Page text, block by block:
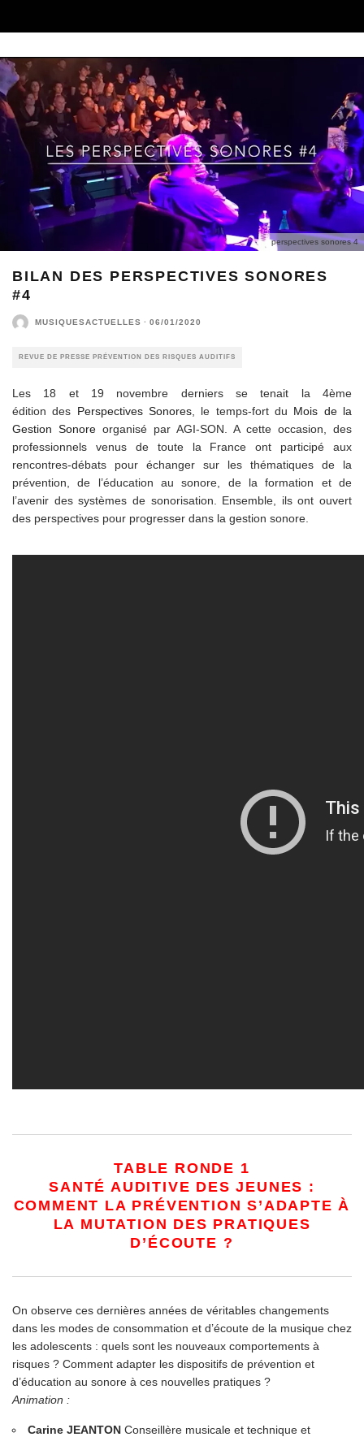
perspectives sonores 4
BILAN DES PERSPECTIVES SONORES
#4
MUSIQUESACTUELLES · 06/01/2020
REVUE DE PRESSE PRÉVENTION DES RISQUES AUDITIFS
Les 18 et 19 novembre derniers se tenait la 4ème
édition des Perspectives Sonores , le temps-fort du Mois de la
Gestion Sonore organisé par AGI-SON. A cette occasion, des
professionnels venus de toute la France ont participé aux
rencontres-débats pour échanger sur les thématiques de la
prévention, de l’éducation au sonore, de la formation et de
l’avenir des systèmes de sonorisation. Ensemble, ils ont ouvert
des perspectives pour progresser dans la gestion sonore.
TABLE RONDE 1
SANTÉ AUDITIVE DES JEUNES :
COMMENT LA PRÉVENTION S’ADAPTE À
LA MUTATION DES PRATIQUES
D’ÉCOUTE ?
On observe ces dernières années de véritables changements
dans les modes de consommation et d’écoute de la musique chez
les adolescents : quels sont les nouveaux comportements à
risques ? Comment adapter les dispositifs de prévention et
d’éducation au sonore à ces nouvelles pratiques ?
Animation :
Carine JEANTON Conseillère musicale et technique et